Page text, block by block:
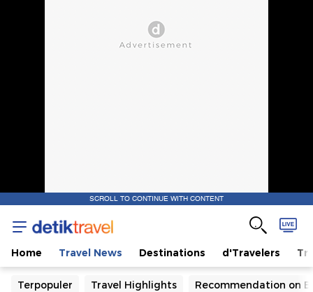
SCROLL TO CONTINUE WITH CONTENT
Home Travel News Destinations d'Travelers
Terpopuler Travel Highlights Recommendation on